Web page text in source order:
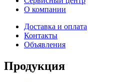
О компании
Доставка и оплата
Контакты
Объявления
Продукция